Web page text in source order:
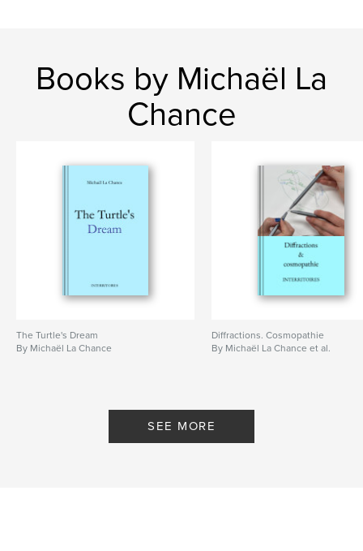
Books by Michaël La
Chance
The Turtle's Dream
By Michaël La Chance
Diffractions. Cosmopathie
By Michaël La Chance et al.
SEE MORE